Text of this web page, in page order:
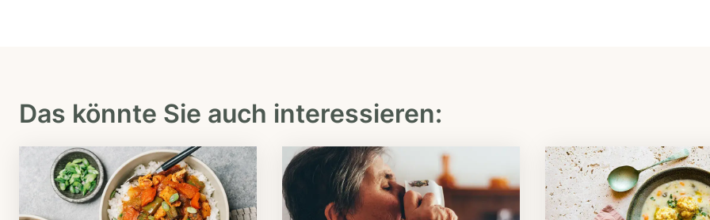
Das könnte Sie auch interessieren: